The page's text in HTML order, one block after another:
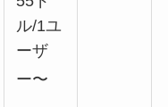
ル/1ユ
ーザ
ー〜